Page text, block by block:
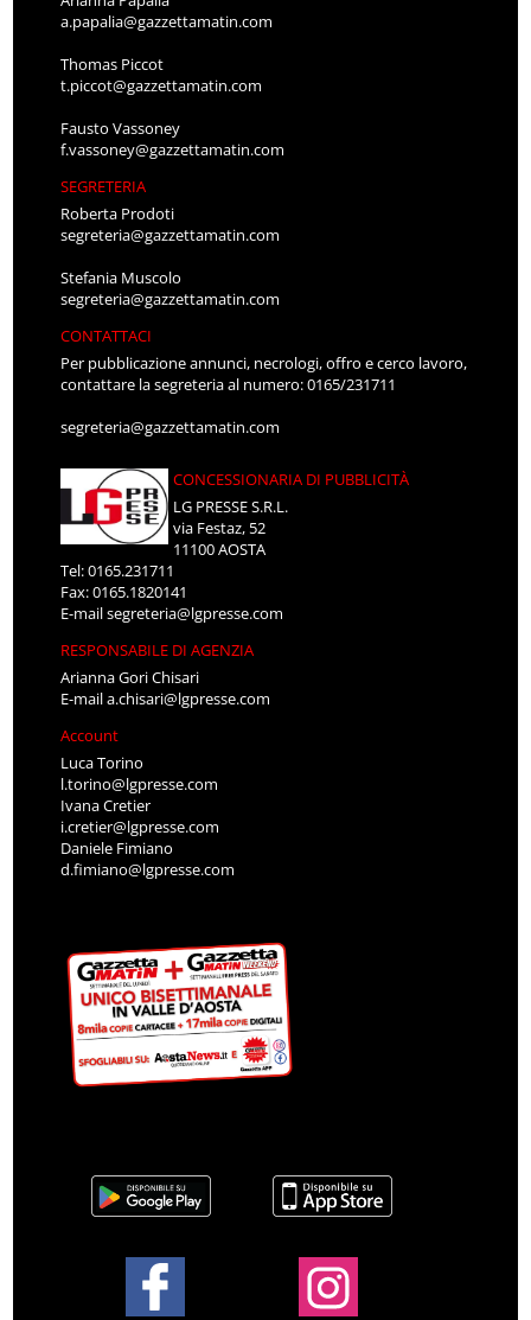
a.papalia@gazzettamatin.com
Thomas Piccot
t.piccot@gazzettamatin.com
Fausto Vassoney
f.vassoney@gazzettamatin.com
SEGRETERIA
Roberta Prodoti
segreteria@gazzettamatin.com
Stefania Muscolo
segreteria@gazzettamatin.com
CONTATTACI
Per pubblicazione annunci, necrologi, offro e cerco lavoro,
contattare la segreteria al numero: 0165/231711
segreteria@gazzettamatin.com
CONCESSIONARIA DI PUBBLICITÀ
LG PRESSE S.R.L.
via Festaz, 52
11100 AOSTA
Tel: 0165.231711
Fax: 0165.1820141
E-mailsegreteria@lgpresse.com
RESPONSABILE DI AGENZIA
Arianna Gori Chisari
E-maila.chisari@lgpresse.com
Account
Luca Torino
l.torino@lgpresse.com
Ivana Cretier
i.cretier@lgpresse.com
Daniele Fimiano
d.fimiano@lgpresse.com